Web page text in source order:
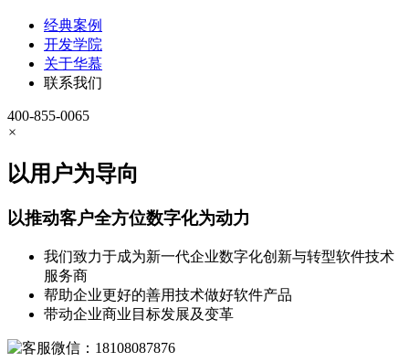
经典案例
开发学院
关于华慕
联系我们
400-855-0065
×
以用户为导向
以推动客户全方位数字化为动力
我们致力于成为新一代企业数字化创新与转型软件技术
服务商
帮助企业更好的善用技术做好软件产品
带动企业商业目标发展及变革